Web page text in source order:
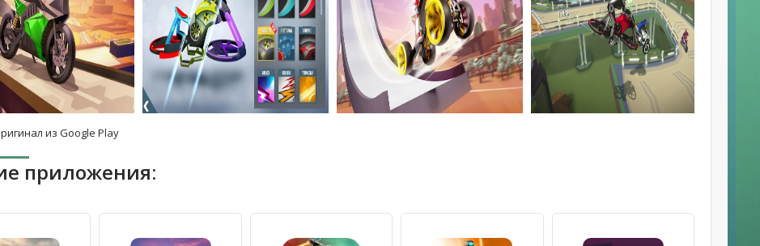
из Google Play
приложения: